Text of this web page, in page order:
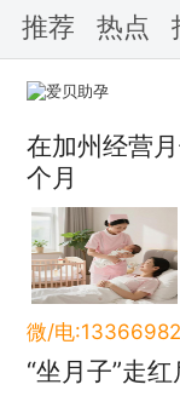
推荐 热点
在加州经营
个月
微/电
“坐月子”走